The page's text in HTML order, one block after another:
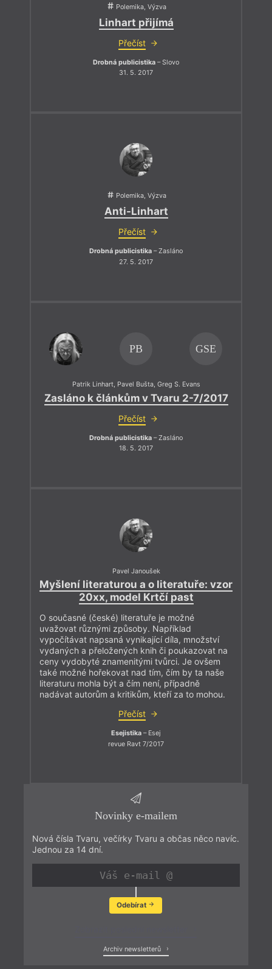
Polemika, Výzva
Linhart přijímá
Přečíst
Drobná publicistika – Slovo
31. 5. 2017
Polemika, Výzva
Anti-Linhart
Přečíst
Drobná publicistika – Zasláno
27. 5. 2017
PB GSE
Patrik Linhart, Pavel Bušta, Greg S. Evans
Zasláno k článkům v Tvaru 2-7/2017
Přečíst
Drobná publicistika – Zasláno
18. 5. 2017
Pavel Janoušek
Myšlení literaturou a o literatuře: vzor
20xx, model Krtčí past
O současné (české) literatuře je možné
uvažovat různými způsoby. Například
vypočítávat napsaná vynikající díla, množství
vydaných a přeložených knih či poukazovat na
ceny vydobyté znamenitými tvůrci. Je ovšem
také možné hořekovat nad tím, čím by ta naše
literaturu mohla být a čím není, případně
nadávat autorům a kritikům, kteří za to mohou.
Přečíst
Esejistika – Esej
revue Ravt 7/2017
Novinky e-mailem
Nová čísla Tvaru, večírky Tvaru a občas něco navíc.
Jednou za 14 dní.
Odebírat
Archiv newsletterů